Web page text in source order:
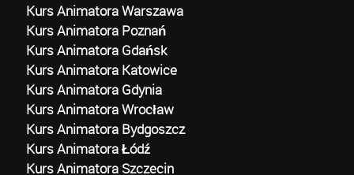
Kurs Animatora Warszawa
Kurs Animatora Poznań
Kurs Animatora Gdańsk
Kurs Animatora Katowice
Kurs Animatora Gdynia
Kurs Animatora Wrocław
Kurs Animatora Bydgoszcz
Kurs Animatora Łódź
Kurs Animatora Szczecin